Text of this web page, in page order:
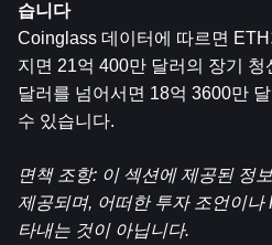
습니다
Coinglass 데이터에 따르면
지면 21억 400만 달러의 장기
달러를 넘어서면 18억 3600만
수 있습니다.
면책 조항: 이 섹션에 제공된 정
제공되며, 어떠한 투자 조언이
타내는 것이 아닙니다.